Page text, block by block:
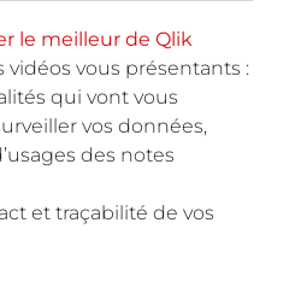
le meilleur de Qlik
vidéos vous présentants :
qui vont vous
vos données,
des notes
et traçabilité de vos